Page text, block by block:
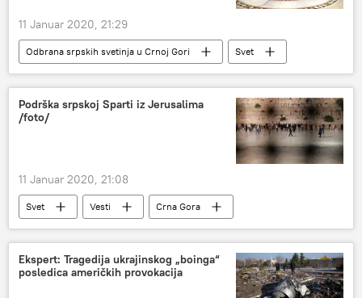
11 Januar 2020, 21:29
Odbrana srpskih svetinja u Crnoj Gori
Svet
Vesti
zakon o slobodi veroispovesti
Crna Gora
Region
Podrška srpskoj Sparti iz Jerusalima
/foto/
11 Januar 2020, 21:08
Svet Vesti
Crna Gora
zakon o slobodi veroispovesti
Ekspert: Tragedija ukrajinskog „boinga“
posledica američkih provokacija